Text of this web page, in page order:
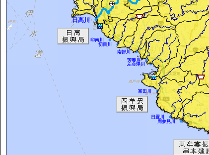
日高川
印南川
周参見川
切目川
南部川
左会津川
日置川
富田川
芳養川